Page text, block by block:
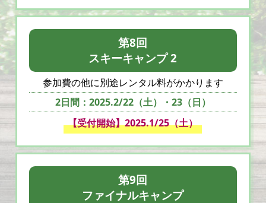
第8回
スキーキャンプ 2
参加費の他に別途レンタル料がかかります
2日間：2025.2/22（土）・23（日）
【受付開始】2025.1/25（土）
第9回
ファイナルキャンプ